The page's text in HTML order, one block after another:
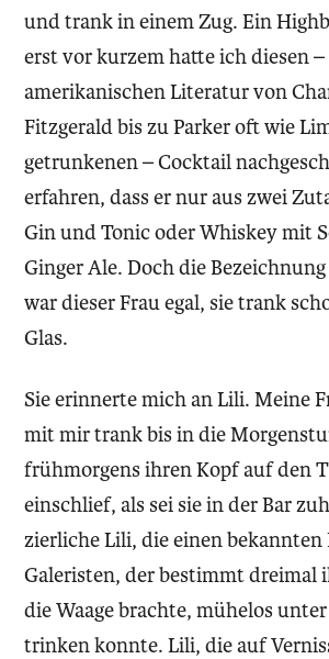
und trank in einem Zug. Ein
erst vor kurzem hatte ich diesen
amerikanischen Literatur von
Fitzgerald bis zu Parker oft wie
getrunkenen – Cocktail
erfahren, dass er nur aus zwei
Gin und Tonic oder Whiskey mit
Ginger Ale. Doch die
war dieser Frau egal, sie trank
Glas.
Sie erinnerte mich an Lili. Meine
mit mir trank bis in die
frühmorgens ihren Kopf auf den
einschlief, als sei sie in der Bar
zierliche Lili, die einen bekannten
Galeristen, der bestimmt dreimal
die Waage brachte, mühelos
trinken konnte. Lili, die auf